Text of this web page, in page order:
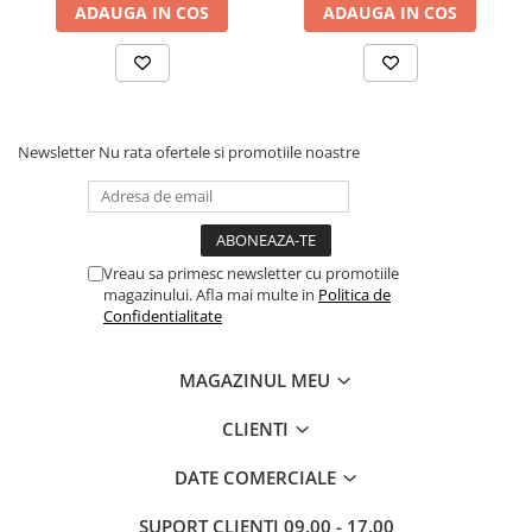
ADAUGA IN COS ADAUGA IN COS
Newsletter Nu rata ofertele si promotiile noastre
Vreau sa primesc newsletter cu promotiile
magazinului. Afla mai multe in Politica de
Confidentialitate
MAGAZINUL MEU
CLIENTI
DATE COMERCIALE
SUPORT CLIENTI 09.00 - 17.00